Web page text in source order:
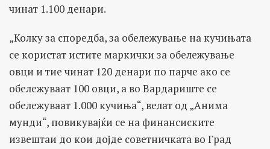
чинат 1.100 денари.
„Колку за споредба, за обележување на кучињата
се користат истите маркички за обележување
овци и тие чинат 120 денари по парче ако се
обележуваат 100 овци, а во Вардариште се
обележуваат 1.000 кучиња“, велат од „Анима
мунди“, повикувајќи се на финансиските
извештаи до кои дојде советничката во Град